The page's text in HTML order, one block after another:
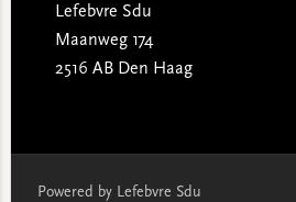
Lefebvre Sdu
Maanweg 174
2516 AB Den Haag
Powered by Lefebvre Sdu